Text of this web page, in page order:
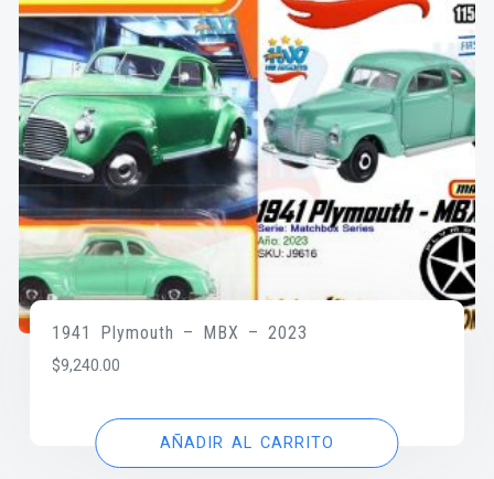
1941 Plymouth – MBX – 2023
$9,240.00
AÑADIR AL CARRITO